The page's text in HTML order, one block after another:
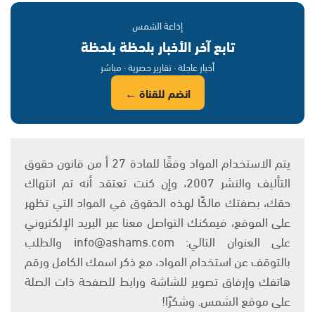
إذاعة الشمس
تابع آخر الأخبار بلحظة بلحظة
أخبار عاجلة · تقارير حصرية · مباشر
انضم للقناة ←
يتم الاستخدام المواد وفقًا للمادة 27 أ من قانون حقوق
التأليف والنشر 2007، وإن كنت تعتقد أنه تم انتهاك
حقك، بصفتك مالكًا لهذه الحقوق في المواد التي تظهر
على الموقع، فيمكنك التواصل معنا عبر البريد الإلكتروني
على العنوان التالي: info@ashams.com والطلب
بالتوقف عن استخدام المواد، مع ذكر اسمك الكامل ورقم
هاتفك وإرفاق تصوير للشاشة ورابط للصفحة ذات الصلة
على موقع الشمس. وشكرًا!